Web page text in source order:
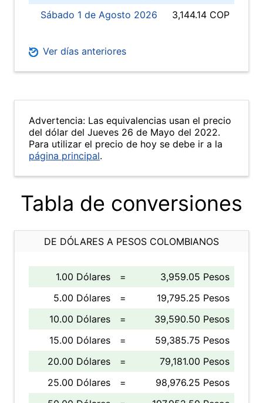
Sábado 1 de Agosto 2026 3,144.14 COP
Ver días anteriores
Advertencia: Las equivalencias usan el precio
del dólar del Jueves 26 de Mayo del 2022.
Para utilizar el precio de hoy se debe ir a la
página principal.
Tabla de conversiones
DE DÓLARES A PESOS COLOMBIANOS
1.00 Dólares =
3,959.05 Pesos
5.00 Dólares
=
19,795.25 Pesos
10.00 Dólares
=
39,590.50 Pesos
15.00 Dólares
=
59,385.75 Pesos
20.00 Dólares
=
79,181.00 Pesos
25.00 Dólares
=
98,976.25 Pesos